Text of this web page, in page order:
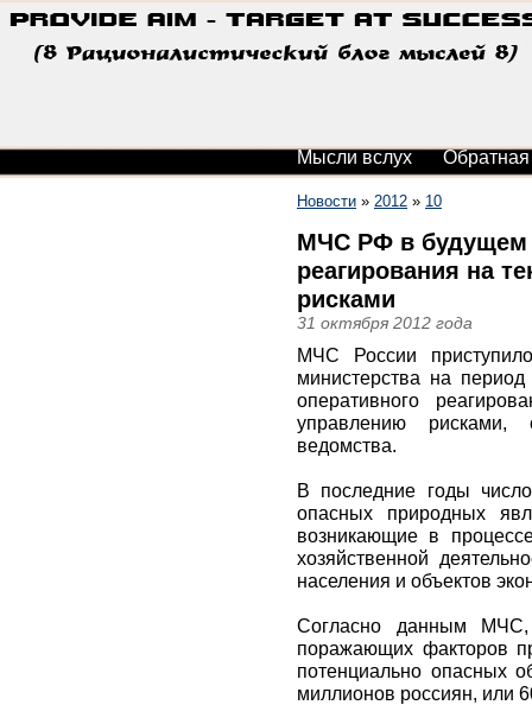
Мысли вслух Обратная
Новости » 2012 » 10
МЧС РФ в будущем
реагирования на
рисками
31 октября 2012 года
МЧС России
министерства на
оперативного
управлению рисками,
ведомства.
В последние годы
опасных природных
возникающие в
хозяйственной
населения и объектов
Согласно данным МЧС,
поражающих факторов
потенциально опасных
миллионов россиян, или